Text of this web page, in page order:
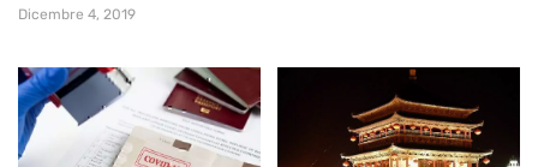
Dicembre 4, 2019